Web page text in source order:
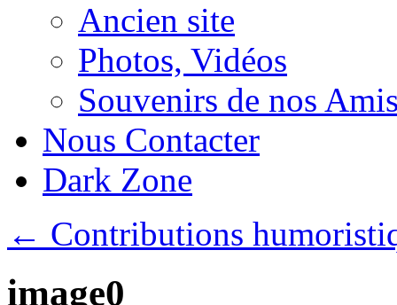
Ancien site
Photos, Vidéos
Souvenirs de nos
Nous Contacter
Dark Zone
← Contributions
image0